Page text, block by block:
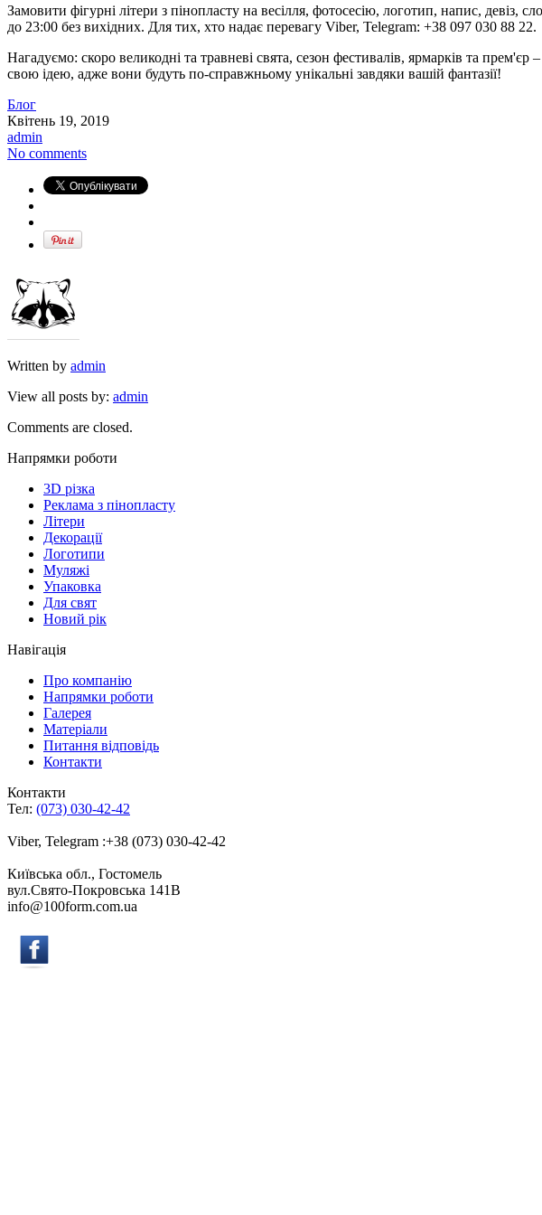
Замовити фігурні літери з пінопласту на весілля, фотосесію, логотип, напис,
до 23:00 без вихідних. Для тих, хто надає перевагу Viber, Telegram: +38 097 030 88 22.
Нагадуємо: скоро великодні та травневі свята, сезон фестивалів, ярмарків та
свою ідею, адже вони будуть по-справжньому унікальні завдяки вашій фантазії!
Блог
Квітень 19, 2019
admin
No comments
Written by admin
View all posts by: admin
Comments are closed.
Напрямки роботи
3D різка
Реклама з пінопласту
Літери
Декорації
Логотипи
Муляжі
Упаковка
Для свят
Новий рік
Навігація
Про компанію
Напрямки роботи
Галерея
Матеріали
Питання відповідь
Контакти
Контакти
Тел: (073) 030-42-42
Viber, Telegram :+38 (073) 030-42-42
Київська обл., Гостомель
вул.Свято-Покровська 141B
info@100form.com.ua